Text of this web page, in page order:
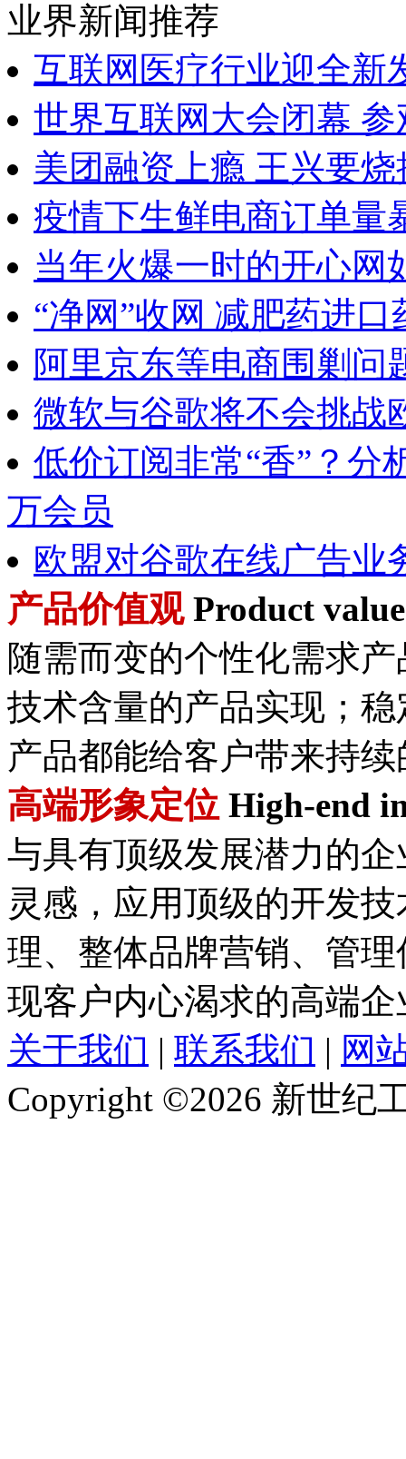
业界新闻推荐
互联网医疗行业迎全新
世界互联网大会闭幕
美团融资上瘾 王兴要
疫情下生鲜电商订单量
当年火爆一时的开心网
“净网”收网 减肥药进
阿里京东等电商围剿问
微软与谷歌将不会挑战
低价订阅非常“香”？分
万会员
欧盟对谷歌在线广告业
产品价值观Product
随需而变的个性化需求
技术含量的产品实现；
产品都能给客户带来持
高端形象定位 High-end
与具有顶级发展潜力的
灵感，应用顶级的开发
理、整体品牌营销、管
现客户内心渴求的高端
关于我们 | 联系我们 | 网
Copyright ©2026 新世纪